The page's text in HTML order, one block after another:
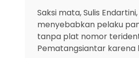
Saksi mata, Sulis
menyebabkan pelaku
tanpa plat nomor
Pematangsiantar karena